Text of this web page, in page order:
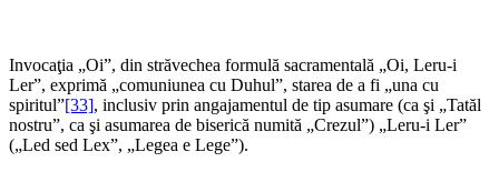
Invocaţia „Oi”, din străvechea formulă sacramentală „Oi, Leru-i
Ler”, exprimă „comuniunea cu Duhul”, starea de a fi „una cu
spiritul”[33], inclusiv prin angajamentul de tip asumare (ca şi „Tatăl
nostru”, ca şi asumarea de biserică numită „Crezul”) „Leru-i Ler”
(„Led sed Lex”, „Legea e Lege”).